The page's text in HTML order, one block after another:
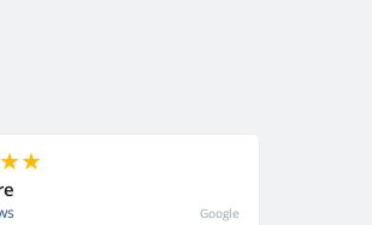
Google